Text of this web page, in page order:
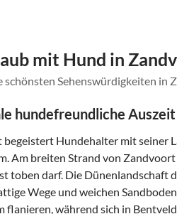
mit Hund in
schönsten Sehenswürdigkeiten in
hundefreundliche
Hundehalter mit seiner
Am breiten Strand von
toben darf. Die Dünenlandschaft
Wege und weichen
flanieren, während sich in